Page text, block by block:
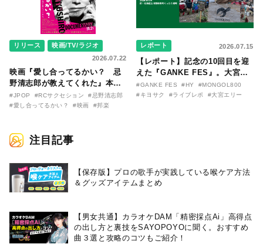
リリース
映画/TV/ラジオ
2026.07.22
映画『愛し合ってるかい？ 忌
野清志郎が教えてくれた』本予
告映像とキービジュアルがつい
に解禁！ キヨシロー関連商品も
#JPOP #RCサクセション
#忌野清志郎
#愛し合ってるかい？
#映画 #邦楽
レポート 2026.07.15
【レポート】記念の10回目を迎
えた『GANKE FES』。大宮エ
リー作『アイヌの神々の崖』を
前に、キヨサク
#GANKE FES #HY
#MONGOL800
#キヨサク
#ライブレポ #大宮エリー
注目記事
【保存版】プロの歌手が実践している喉ケア⽅法
＆グッズアイテムまとめ
【男女共通】カラオケDAM「精密採点Ai」高得点
の出し方と裏技をSAYOPOYOに聞く。おすすめ
曲３選と攻略のコツもご紹介！